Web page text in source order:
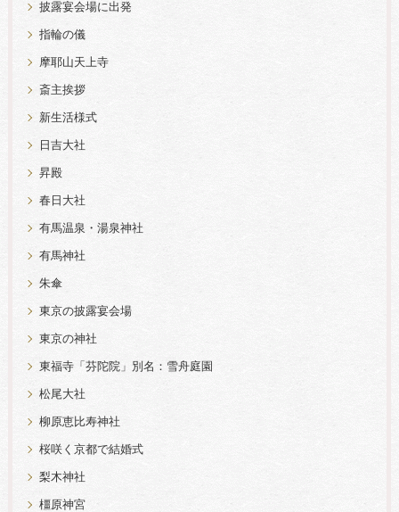
披露宴会場に出発
指輪の儀
摩耶山天上寺
斎主挨拶
新生活様式
日吉大社
昇殿
春日大社
有馬温泉・湯泉神社
有馬神社
朱傘
東京の披露宴会場
東京の神社
東福寺「芬陀院」別名：雪舟庭園
松尾大社
柳原恵比寿神社
桜咲く京都で結婚式
梨木神社
橿原神宮